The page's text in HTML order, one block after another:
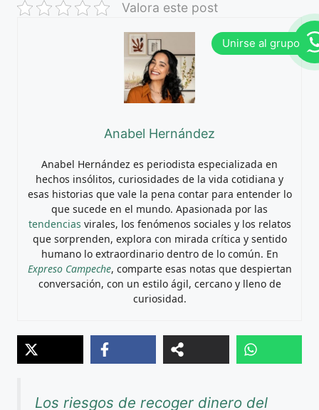
Valora este post
Anabel Hernández
Anabel Hernández es periodista especializada en
hechos insólitos, curiosidades de la vida cotidiana y
esas historias que vale la pena contar para entender lo
que sucede en el mundo. Apasionada por las
tendencias virales, los fenómenos sociales y los relatos
que sorprenden, explora con mirada crítica y sentido
humano lo extraordinario dentro de lo común. En
Expreso Campeche, comparte esas notas que despiertan
conversación, con un estilo ágil, cercano y lleno de
curiosidad.
Los riesgos de recoger dinero del